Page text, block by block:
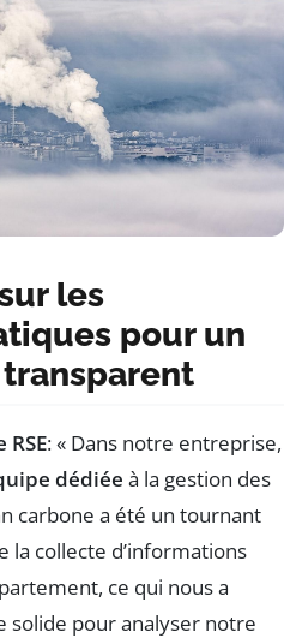
les
pour un
: « Dans notre entreprise,
dédiée à la gestion des
carbone a été un tournant
la collecte d’informations
ce qui nous a
solide pour analyser notre